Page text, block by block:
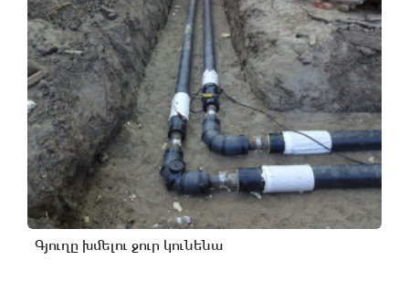
Գյուղը խմելու ջուր կունենա